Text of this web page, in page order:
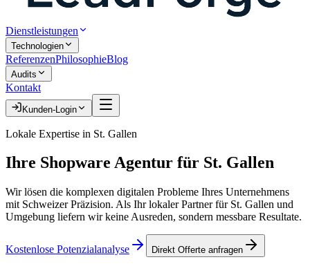
Dienstleistungen
Technologien
ReferenzenPhilosophieBlog
Audits
Kontakt
Kunden-Login
Lokale Expertise in St. Gallen
Ihre Shopware Agentur für St. Gallen
Wir lösen die komplexen digitalen Probleme Ihres Unternehmens
mit Schweizer Präzision. Als Ihr lokaler Partner für St. Gallen und
Umgebung liefern wir keine Ausreden, sondern messbare Resultate.
Kostenlose Potenzialanalyse Direkt Offerte anfragen